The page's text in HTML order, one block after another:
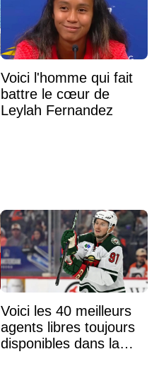
Voici l'homme qui fait
battre le cœur de
Leylah Fernandez
Voici les 40 meilleurs
agents libres toujours
disponibles dans la